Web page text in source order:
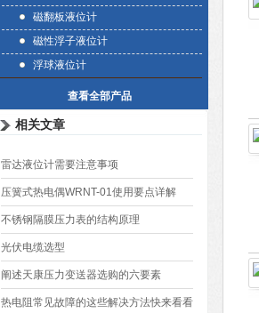
磁翻板液位计
磁性浮子液位计
浮球液位计
查看全部产品
相关文章
雷达液位计需要注意事项
压簧式热电偶WRNT-01使用要点详解
不锈钢隔膜压力表的结构原理
光伏电缆选型
阐述天康压力变送器选购的六要素
热电阻常见故障的这些解决方法快来看看